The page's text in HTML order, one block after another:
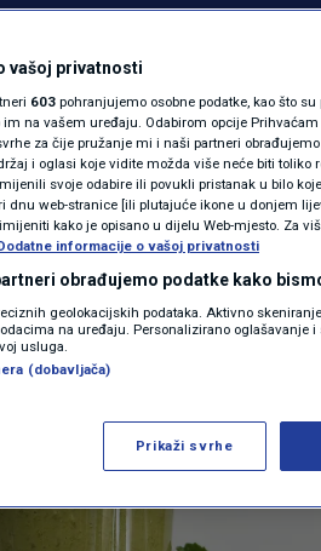
MAGAZIN
KOLUMNE
N1(DIS)INFO
KLIMATSKE
FOTO
VIDEO
prazan
Daje
i topi
ZDRAVLJE 0 komentara
Više
vašoj privatnosti
603 pohranjujemo osobne podatke, kao što
na vašem uređaju. Odabirom opcije
za čije pružanje mi i naši partneri
i oglasi koje vidite možda više neće biti toliko
svoje odabire ili povukli pristanak u bilo
dnu web-stranice [ili plutajuće ikone u donjem
kako je opisano u dijelu Web-mjesto. Za
informacije o vašoj privatnosti
obrađujemo podatke kako
geolokacijskih podataka. Aktivno
na uređaju. Personalizirano oglašavanje
usluga.
(dobavljača)
Prikaži svrhe